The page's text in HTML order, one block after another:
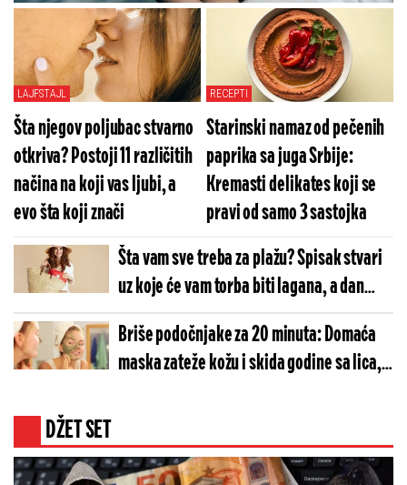
LAJFSTAJL
Šta njegov poljubac stvarno
otkriva? Postoji 11 različitih
načina na koji vas ljubi, a
evo šta koji znači
RECEPTI
Starinski namaz od pečenih
paprika sa juga Srbije:
Kremasti delikates koji se
pravi od samo 3 sastojka
Šta vam sve treba za plažu? Spisak stvari
uz koje će vam torba biti lagana, a dan
savršen
Briše podočnjake za 20 minuta: Domaća
maska zateže kožu i skida godine sa lica, a
DŽET SET